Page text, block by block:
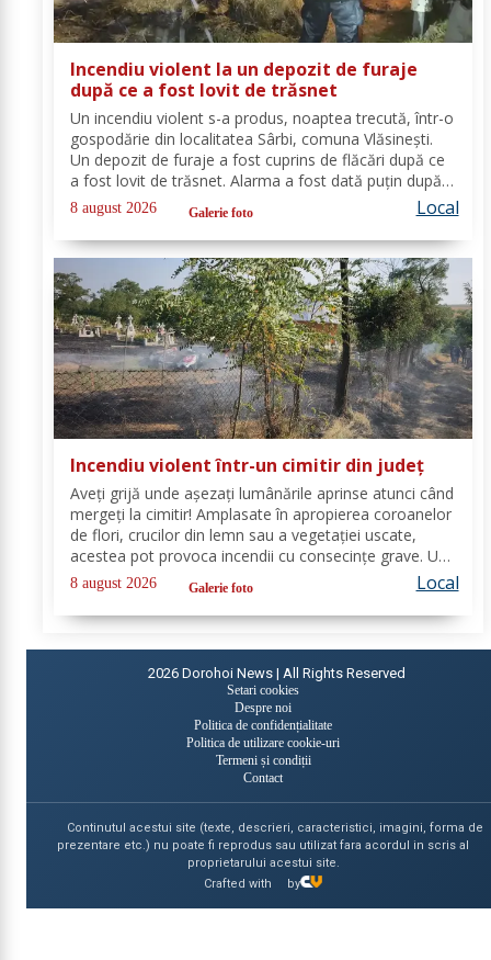
Incendiu violent la un depozit de furaje
după ce a fost lovit de trăsnet
Un incendiu violent s-a produs, noaptea trecută, într-o
gospodărie din localitatea Sârbi, comuna Vlăsinești.
Un depozit de furaje a fost cuprins de flăcări după ce
a fost lovit de trăsnet. Alarma a fost dată puțin după
ora 22:00. La caz s-au deplasat, în cel mai scurt timp,
pompierii din cadrul...
8 august 2026 Galerie foto Local
Incendiu violent într-un cimitir din județ
Aveți grijă unde așezați lumânările aprinse atunci când
mergeți la cimitir! Amplasate în apropierea coroanelor
de flori, crucilor din lemn sau a vegetației uscate,
acestea pot provoca incendii cu consecințe grave. Un
astfel de eveniment s-a produs ieri, în cimitirul din
localitatea Ichimeni, comuna...
8 august 2026 Galerie foto Local
2026 Dorohoi News | All Rights Reserved
Setari cookies
Despre noi
Politica de confidențialitate
Politica de utilizare cookie-uri
Termeni și condiții
Contact
Continutul acestui site (texte, descrieri, caracteristici, imagini, forma de
prezentare etc.) nu poate fi reprodus sau utilizat fara acordul in scris al
proprietarului acestui site.
Crafted with
by